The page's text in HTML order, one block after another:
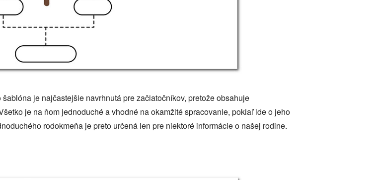
je najčastejšie navrhnutá pre začiatočníkov, pretože obsahuje
je na ňom jednoduché a vhodné na okamžité spracovanie, pokiaľ ide o jeho
rodokmeňa je preto určená len pre niektoré informácie o našej rodine.